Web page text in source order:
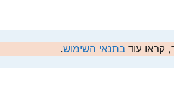
קראו עוד בתנאי השימוש.